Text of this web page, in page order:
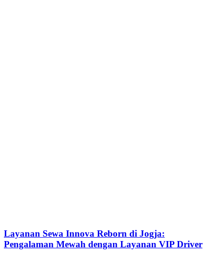
Layanan Sewa Innova Reborn di Jogja:
Pengalaman Mewah dengan Layanan VIP Driver